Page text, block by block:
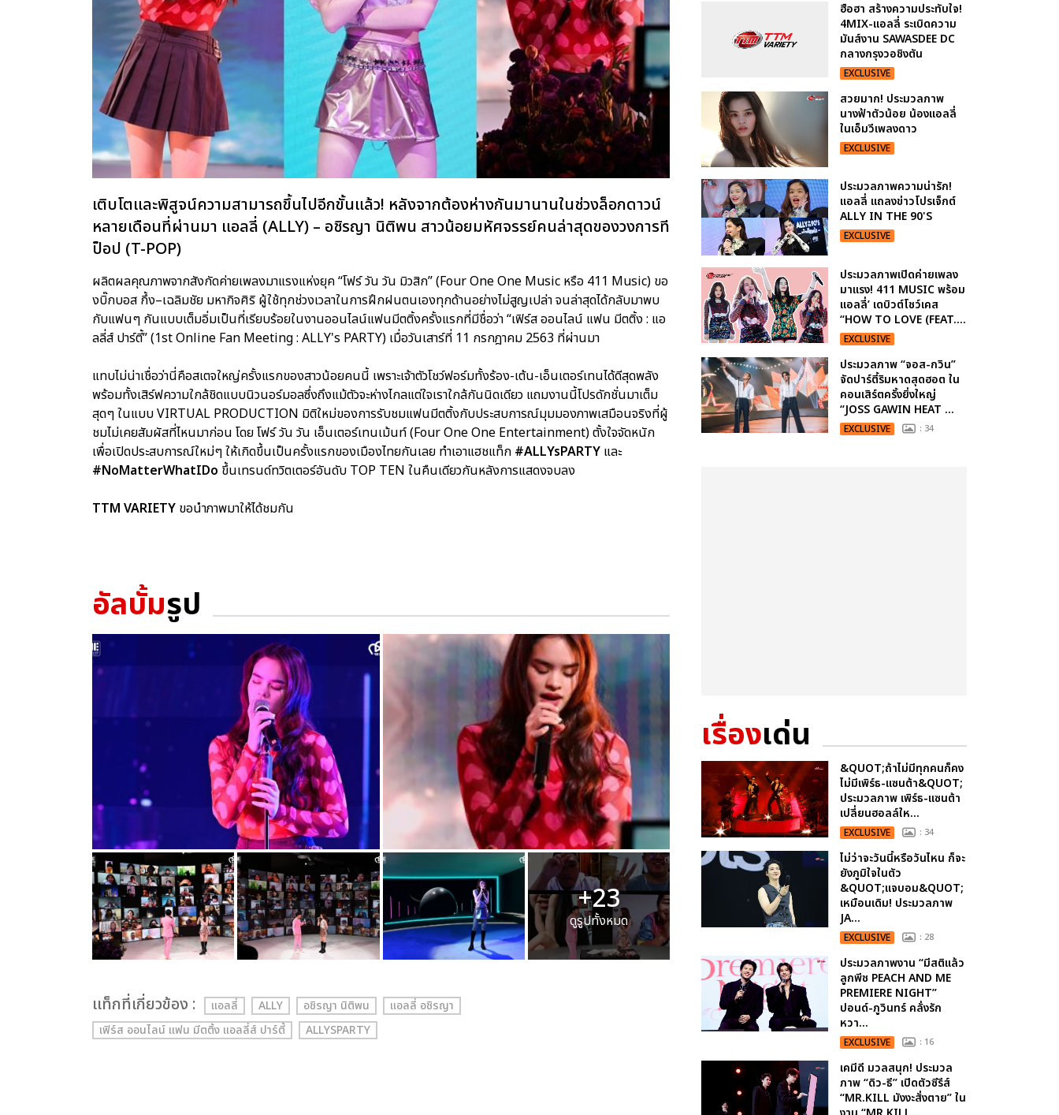
เติบโตและพิสูจน์ความสามารถขึ้นไปอีกขั้นแล้ว! หลังจากต้องห่างกันมานานในช่วงล็อกดาวน์
หลายเดือนที่ผ่านมา แอลลี่ (ALLY) – อชิรญา นิติพน สาวน้อยมหัศจรรย์คนล่าสุดของวงการที
ป็อป (T-POP)
ผลิตผลคุณภาพจากสังกัดค่ายเพลงมาแรงแห่งยุค “โฟร์ วัน วัน มิวสิก” (Four One One Music หรือ 411 Music) ขอ
งบิ๊กบอส กึ้ง–เฉลิมชัย มหากิจศิริ ผู้ใช้ทุกช่วงเวลาในการฝึกฝนตนเองทุกด้านอย่างไม่สูญเปล่า จนล่าสุดได้กลับมาพบ
กับแฟนๆ กันแบบเต็มอิ่มเป็นที่เรียบร้อยในงานออนไลน์แฟนมีตติ้งครั้งแรกที่มีชื่อว่า “เฟิร์ส ออนไลน์ แฟน มีตติ้ง : แอ
ลลี่ส์ ปาร์ตี้” (1st Online Fan Meeting : ALLY's PARTY) เมื่อวันเสาร์ที่ 11 กรกฎาคม 2563 ที่ผ่านมา
แทบไม่น่าเชื่อว่านี่คือสเตจใหญ่ครั้งแรกของสาวน้อยคนนี้ เพราะเจ้าตัวโชว์ฟอร์มทั้งร้อง-เต้น-เอ็นเตอร์เทนได้ดีสุดพลัง
พร้อมทั้งเสิร์ฟความใกล้ชิดแบบนิวนอร์มอลซึ่งถึงแม้ตัวจะห่างไกลแต่ใจเราใกล้กันนิดเดียว แถมงานนี้โปรดักชั่นมาเต็ม
สุดๆ ในแบบ VIRTUAL PRODUCTION มิติใหม่ของการรับชมแฟนมีตติ้งกับประสบการณ์มุมมองภาพเสมือนจริงที่ผู้
ชมไม่เคยสัมผัสที่ไหนมาก่อน โดย โฟร์ วัน วัน เอ็นเตอร์เทนเม้นท์ (Four One One Entertainment) ตั้งใจจัดหนัก
เพื่อเปิดประสบการณ์ใหม่ๆ ให้เกิดขึ้นเป็นครั้งแรกของเมืองไทยกันเลย ทำเอาแฮชแท็ก #ALLYsPARTY และ
#NoMatterWhatIDo ขึ้นเทรนด์ทวิตเตอร์อันดับ TOP TEN ในคืนเดียวกันหลังการแสดงจบลง
TTM VARIETY ขอนำภาพมาให้ได้ชมกัน
อัลบั้มรูป
+23
ดูรูปทั้งหมด
เเท็กที่เกี่ยวข้อง : แอลลี่ ALLY อชิรญา นิติพน
แอลลี่ อชิรญา
เฟิร์ส ออนไลน์ แฟน มีตติ้ง แอลลี่ส์ ปาร์ตี้
ALLYSPARTY
ฮือฮา สร้างความประทับใจ!
4MIX-แอลลี่ ระเบิดความ
มันส์งาน SAWASDEE DC
กลางกรุงวอชิงตัน
EXCLUSIVE
สวยมาก! ประมวลภาพ
นางฟ้าตัวน้อย น้องแอลลี่
ในเอ็มวีเพลงดาว
EXCLUSIVE
ประมวลภาพความน่ารัก!
แอลลี่ แถลงข่าวโปรเจ็กต์
ALLY IN THE 90'S
EXCLUSIVE
ประมวลภาพเปิดค่ายเพลง
มาแรง! 411 MUSIC พร้อม
แอลลี่’ เดบิวต์โชว์เคส
“HOW TO LOVE (FEAT....
EXCLUSIVE
ประมวลภาพ “จอส-กวิน”
จัดปาร์ตี้ริมหาดสุดฮอต ใน
คอนเสิร์ตครั้งยิ่งใหญ่
“JOSS GAWIN HEAT ...
EXCLUSIVE : 34
เรื่องเด่น
&QUOT;ถ้าไม่มีทุกคนก็คง
ไม่มีเพิร์ธ-แซนต้า&QUOT;
ประมวลภาพ เพิร์ธ-แซนต้า
เปลี่ยนฮอลล์ให...
EXCLUSIVE : 34
ไม่ว่าจะวันนี้หรือวันไหน ก็จะ
ยังภูมิใจในตัว
&QUOT;แจบอม&QUOT;
เหมือนเดิม! ประมวลภาพ
JA...
EXCLUSIVE : 28
ประมวลภาพงาน “มีสติแล้ว
ลูกพีช PEACH AND ME
PREMIERE NIGHT”
ปอนด์-ภูวินทร์ คลั่งรัก
หวา...
EXCLUSIVE : 16
เคมีดี มวลสนุก! ประมวล
ภาพ “ดิว-ธี” เปิดตัวซีรีส์
“MR.KILL มังงะสั่งตาย” ใน